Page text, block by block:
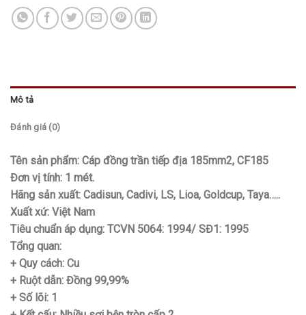
Mô tả
Đánh giá (0)
Tên sản phẩm: Cáp đồng trần tiếp địa 185mm2, CF185
Đơn vị tính: 1 mét.
Hãng sản xuất: Cadisun, Cadivi, LS, Lioa, Goldcup, Taya…..
Xuất xứ: Việt Nam
Tiêu chuẩn áp dụng: TCVN 5064: 1994/ SĐ1: 1995
Tổng quan:
+ Quy cách: Cu
+ Ruột dẫn: Đồng 99,99%
+ Số lõi: 1